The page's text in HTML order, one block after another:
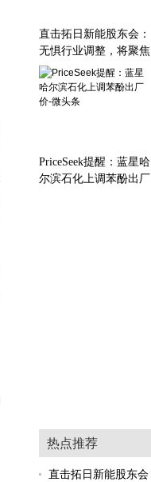
直击拓日新能股东会：
无惧行业调整，将聚焦
光储一体化
PriceSeek提醒：蓝星哈
尔滨石化上调苯酚出厂
热点推荐